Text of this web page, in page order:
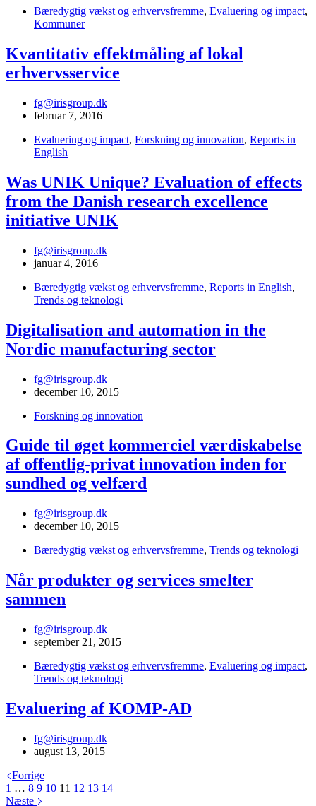
Bæredygtig vækst og erhvervsfremme, Evaluering og impact,
Kommuner
Kvantitativ effektmåling af lokal
erhvervsservice
fg@irisgroup.dk
februar 7, 2016
Evaluering og impact, Forskning og innovation, Reports in
English
Was UNIK Unique? Evaluation of effects
from the Danish research excellence
initiative UNIK
fg@irisgroup.dk
januar 4, 2016
Bæredygtig vækst og erhvervsfremme, Reports in English,
Trends og teknologi
Digitalisation and automation in the
Nordic manufacturing sector
fg@irisgroup.dk
december 10, 2015
Forskning og innovation
Guide til øget kommerciel værdiskabelse
af offentlig-privat innovation inden for
sundhed og velfærd
fg@irisgroup.dk
december 10, 2015
Bæredygtig vækst og erhvervsfremme, Trends og teknologi
Når produkter og services smelter
sammen
fg@irisgroup.dk
september 21, 2015
Bæredygtig vækst og erhvervsfremme, Evaluering og impact,
Trends og teknologi
Evaluering af KOMP-AD
fg@irisgroup.dk
august 13, 2015
Forrige
1 … 8 9 10 11 12 13 14
Næste